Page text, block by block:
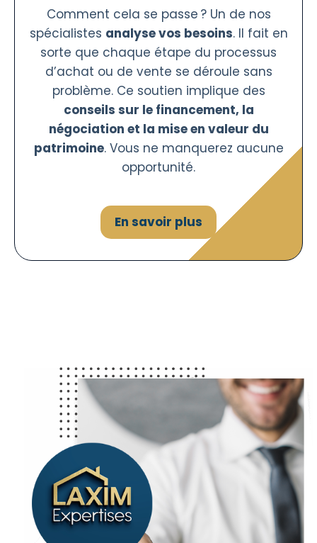
Comment cela se passe ? Un de nos
spécialistes analyse vos besoins. Il fait en
sorte que chaque étape du processus
d’achat ou de vente se déroule sans
problème. Ce soutien implique des
conseils sur le financement, la
négociation et la mise en valeur du
patrimoine. Vous ne manquerez aucune
opportunité.
En savoir plus